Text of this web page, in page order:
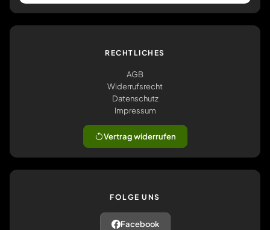
RECHTLICHES
AGB
Widerrufsrecht
Datenschutz
Impressum
Vertrag widerrufen
FOLGE UNS
Facebook